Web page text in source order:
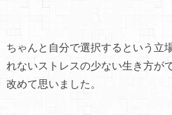
ちゃんと自分で選択するという立
れないストレスの少ない生き方が
改めて思いました。